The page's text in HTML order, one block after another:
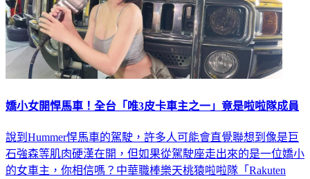
嬌小女開悍馬車！全台「唯3皮卡車主之一」竟是啦啦隊成員
說到Hummer悍馬車的駕駛，許多人可能會直覺聯想到像是巨
石強森等肌肉硬漢在開，但如果從駕駛座走出來的是一位嬌小
的女車主，你相信嗎？中華職棒樂天桃猿啦啦隊「Rakuten